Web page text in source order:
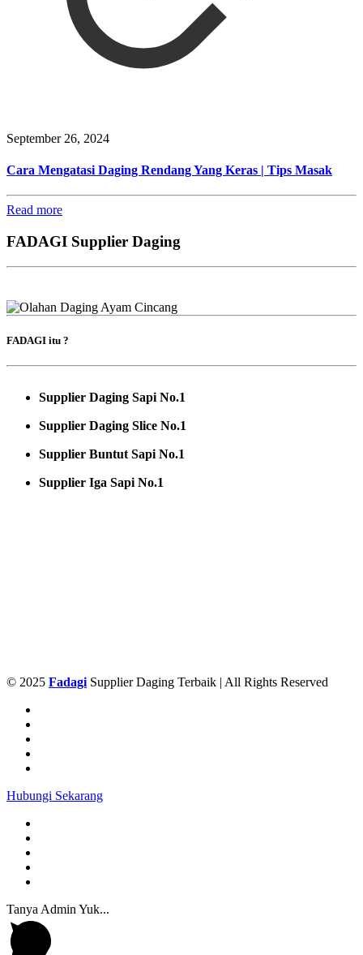
September 26, 2024
Cara Mengatasi Daging Rendang Yang Keras | Tips Masak
Read more
FADAGI Supplier Daging
FADAGI itu ?
Supplier Daging Sapi No.1
Supplier Daging Slice No.1
Supplier Buntut Sapi No.1
Supplier Iga Sapi No.1
© 2025 Fadagi Supplier Daging Terbaik | All Rights Reserved
Hubungi Sekarang
Tanya Admin Yuk...